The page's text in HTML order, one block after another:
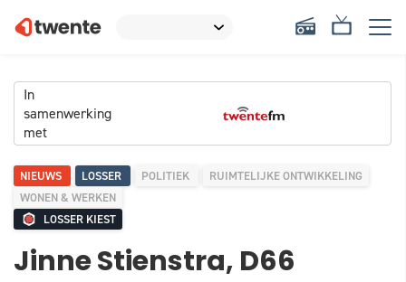
In
samenwerking
met
NIEUWS LOSSER POLITIEK
RUIMTELIJKE ONTWIKKELING
WONEN & WERKEN
LOSSER KIEST
Jinne Stienstra, D66